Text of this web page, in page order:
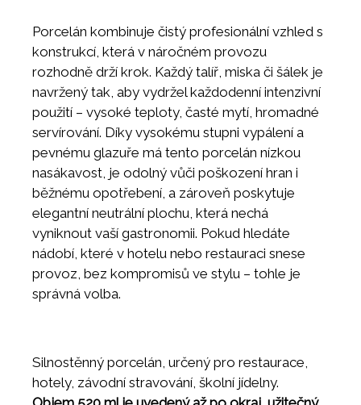
Porcelán kombinuje čistý profesionální vzhled s
konstrukcí, která v náročném provozu
rozhodně drží krok. Každý talíř, miska či šálek je
navržený tak, aby vydržel každodenní intenzivní
použití – vysoké teploty, časté mytí, hromadné
servírování. Díky vysokému stupni vypálení a
pevnému glazuře má tento porcelán nízkou
nasákavost, je odolný vůči poškození hran i
běžnému opotřebení, a zároveň poskytuje
elegantní neutrální plochu, která nechá
vyniknout vaší gastronomii. Pokud hledáte
nádobí, které v hotelu nebo restauraci snese
provoz, bez kompromisů ve stylu – tohle je
správná volba.
Silnostěnný porcelán, určený pro restaurace,
hotely, závodní stravování, školní jídelny.